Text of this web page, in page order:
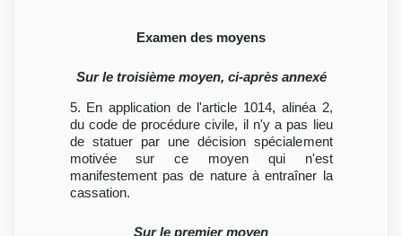
Examen des moyens
Sur le troisième moyen, ci-après annexé
5. En application de l'article 1014, alinéa 2,
du code de procédure civile, il n'y a pas lieu
de statuer par une décision spécialement
motivée sur ce moyen qui n'est
manifestement pas de nature à entraîner la
cassation.
Sur le premier moyen